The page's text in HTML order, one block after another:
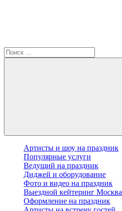
Артисты и шоу на праздник
Популярные услуги
Ведущий на праздник
Диджей и оборудование
Фото и видео на праздник
Выездной кейтеринг Москва
Оформление на праздник